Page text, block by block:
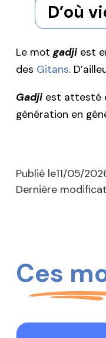
D’où
Le mot gadji est
des Gitans.
Gadji est attesté
génération en
Publié le11/05/
Dernière
Ces